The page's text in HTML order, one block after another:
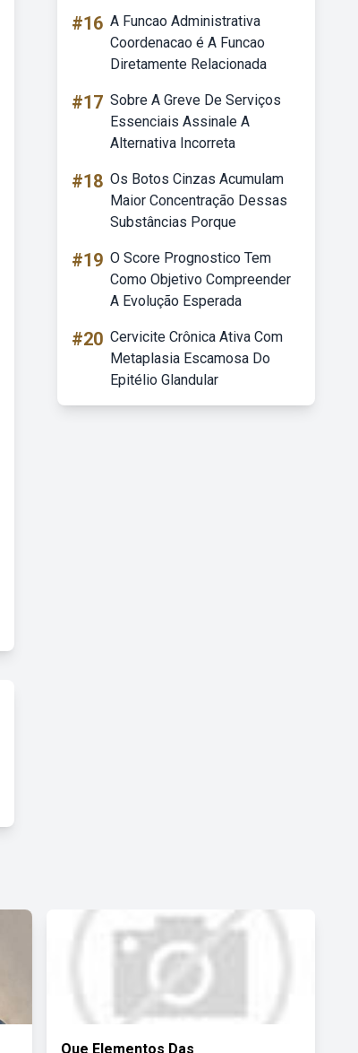
#16 A Funcao Administrativa
Coordenacao é A Funcao
Diretamente Relacionada
#17 Sobre A Greve De Serviços
Essenciais Assinale A
Alternativa Incorreta
#18 Os Botos Cinzas Acumulam
Maior Concentração Dessas
Substâncias Porque
#19 O Score Prognostico Tem
Como Objetivo Compreender
A Evolução Esperada
#20 Cervicite Crônica Ativa Com
Metaplasia Escamosa Do
Epitélio Glandular
Que Elementos Das